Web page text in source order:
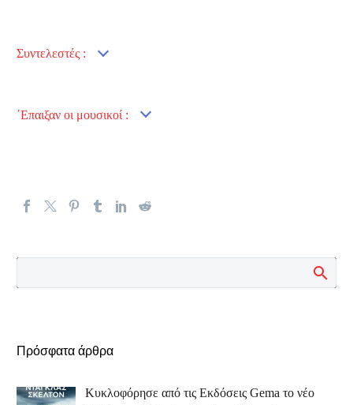
Συντελεστές :
΄Επαιξαν οι μουσικοί :
Πρόσφατα άρθρα
Κυκλοφόρησε από τις Εκδόσεις Gema το νέο